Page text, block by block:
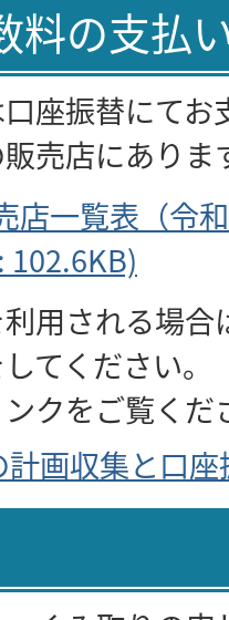
料の支払
座振替にて
売店にありま
店一覧表（令
102.6KB)
用される場
てください。
クをご覧くだ
計画収集と口